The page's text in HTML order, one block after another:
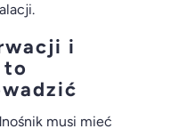
i
to
musi mieć